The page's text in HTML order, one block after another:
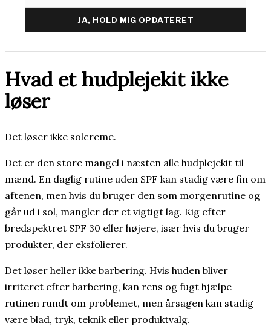
JA, HOLD MIG OPDATERET
Hvad et hudplejekit ikke
løser
Det løser ikke solcreme.
Det er den store mangel i næsten alle hudplejekit til
mænd. En daglig rutine uden SPF kan stadig være fin om
aftenen, men hvis du bruger den som morgenrutine og
går ud i sol, mangler der et vigtigt lag. Kig efter
bredspektret SPF 30 eller højere, især hvis du bruger
produkter, der eksfolierer.
Det løser heller ikke barbering. Hvis huden bliver
irriteret efter barbering, kan rens og fugt hjælpe
rutinen rundt om problemet, men årsagen kan stadig
være blad, tryk, teknik eller produktvalg.